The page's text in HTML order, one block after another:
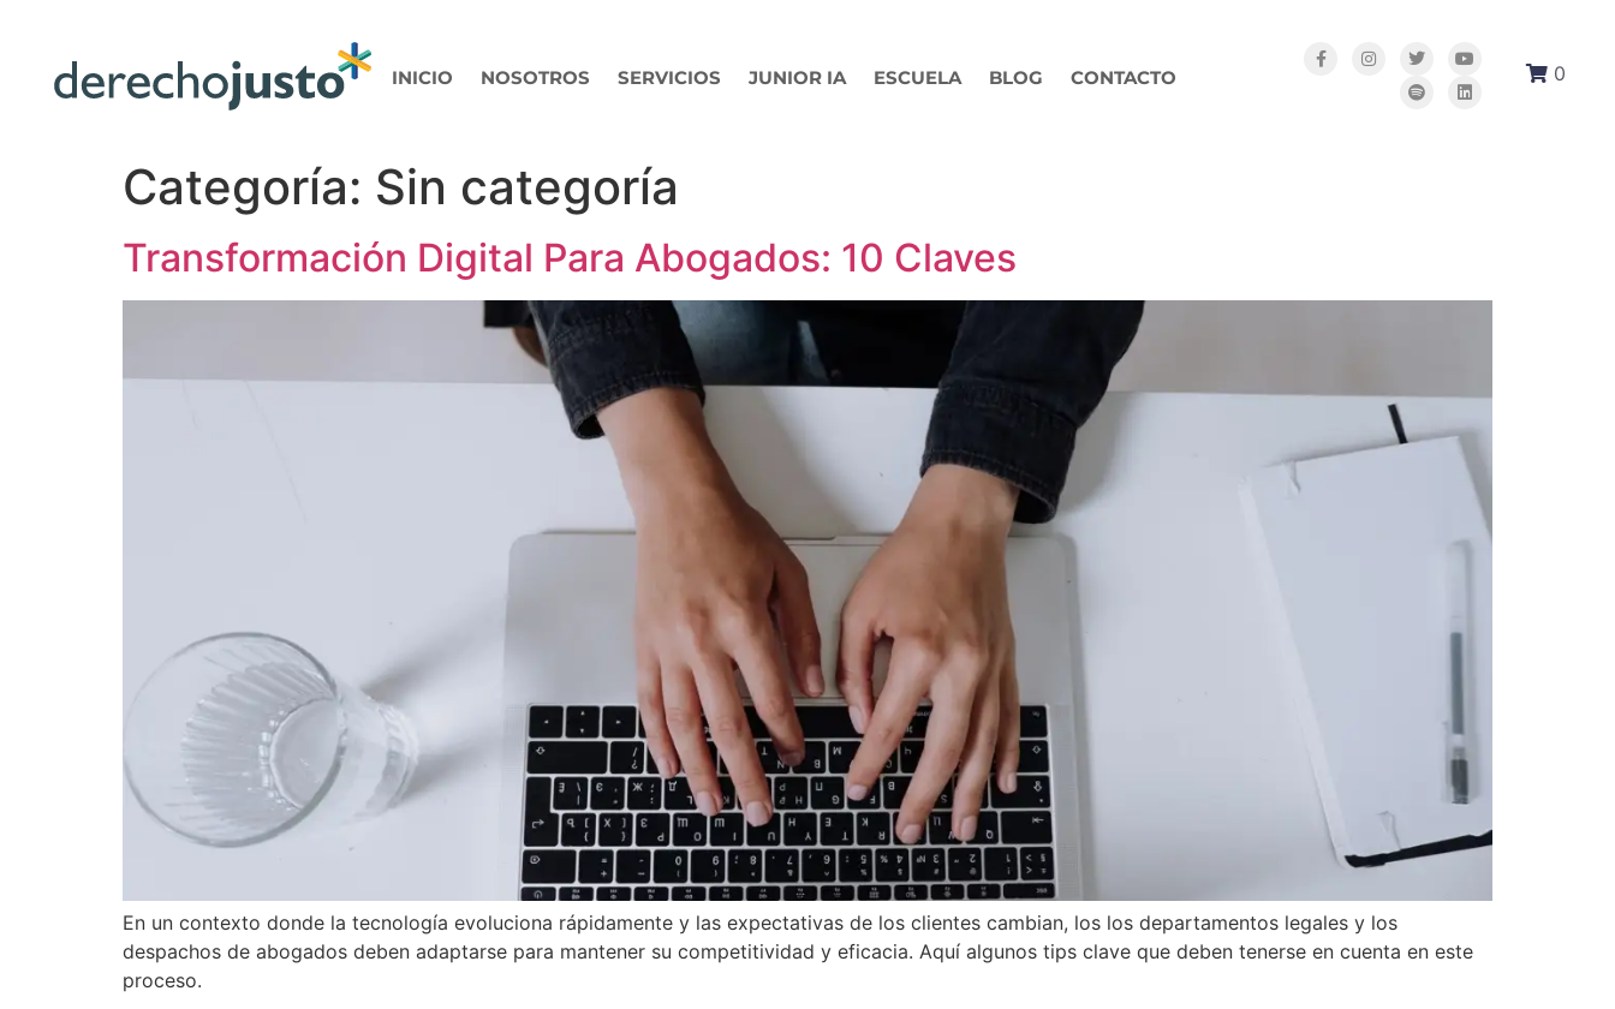
INICIO NOSOTROS SERVICIOS JUNIOR IA ESCUELA BLOG CONTACTO 0
Categoría: Sin categoría
Transformación Digital Para Abogados: 10 Claves
En un contexto donde la tecnología evoluciona rápidamente y las expectativas de los clientes cambian, los los departamentos legales y los
despachos de abogados deben adaptarse para mantener su competitividad y eficacia. Aquí algunos tips clave que deben tenerse en cuenta en este
proceso.